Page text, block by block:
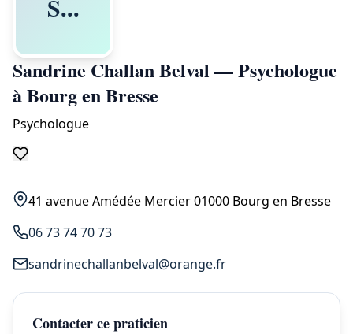
S...
Sandrine Challan Belval — Psychologue
à Bourg en Bresse
Psychologue
41 avenue Amédée Mercier 01000 Bourg en Bresse
06 73 74 70 73
sandrinechallanbelval@orange.fr
Contacter ce praticien